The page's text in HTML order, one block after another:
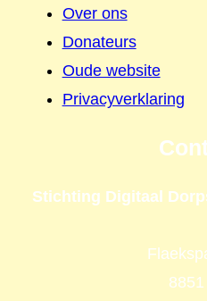
Over ons
Donateurs
Oude website
Privacyverklaring
Stichting Digitaal